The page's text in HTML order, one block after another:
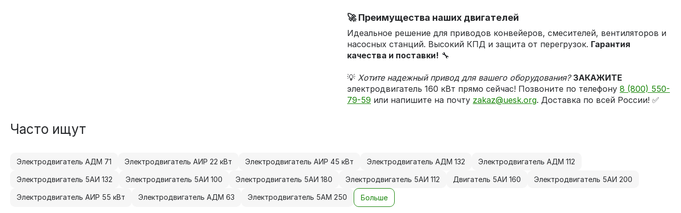
🚀 Преимущества наших двигателей
Идеальное решение для приводов конвейеров, смесителей, вентиляторов и
насосных станций. Высокий КПД и защита от перегрузок. Гарантия
качества и поставки! 🔧
💡Хотите надежный привод для вашего оборудования? ЗАКАЖИТЕ
электродвигатель 160 кВт прямо сейчас! Позвоните по телефону8 (800) 550-
79-59 или напишите на почту zakaz@uesk.org. Доставка по всей России! ✅
Часто ищут
Электродвигатель АДМ 71 Электродвигатель АИР 22 кВт Электродвигатель АИР 45 кВт Электродвигатель АДМ 132 Электродвигатель АДМ 112
Электродвигатель 5АИ 132 Электродвигатель 5АИ 100 Электродвигатель 5АИ 180 Электродвигатель 5АИ 112 Двигатель 5АИ 160 Электродвигатель 5АИ 200
Электродвигатель АИР 55 кВт Электродвигатель АДМ 63 Электродвигатель 5АМ 250 Больше